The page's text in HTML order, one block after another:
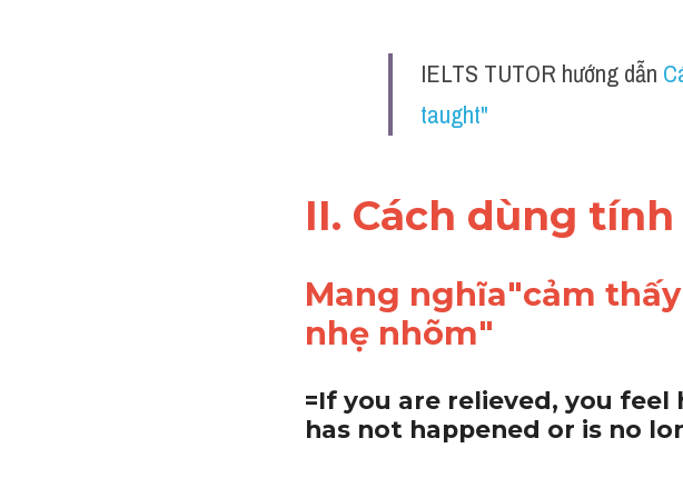
IELTS TUTOR hướng dẫn
taught"
II. Cách dùng
Mang nghĩa"cảm
nhẹ nhõm"
=If you are relieved, you
has not happened or is no